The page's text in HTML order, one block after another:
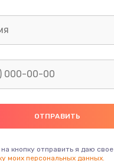
кнопку отправить я даю свое
моих персональных данных.